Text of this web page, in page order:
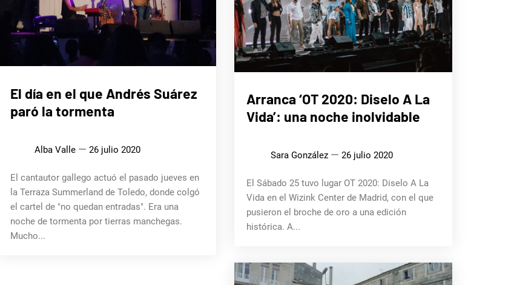
El día en el que Andrés Suárez
paró la tormenta
Alba Valle 26 julio 2020
El cantautor gallego actuó el pasado jueves en
la Terraza Summerland de Toledo, donde colgó
el cartel de "no quedan entradas". Era una
noche de tormenta por tierras manchegas.
Mucho...
Arranca ‘OT 2020: Diselo A La
Vida’: una noche inolvidable
Sara González 26 julio 2020
El Sábado 25 tuvo lugar OT 2020: Diselo A La
Vida en el Wizink Center de Madrid, con el que
pusieron el broche de oro a una edición
histórica. A...